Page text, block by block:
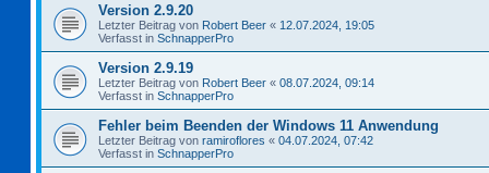
Version 2.9.20
Letzter Beitrag von Robert Beer « 12.07.2024, 19:05
Verfasst in SchnapperPro
Version 2.9.19
Letzter Beitrag von Robert Beer « 08.07.2024, 09:14
Verfasst in SchnapperPro
Fehler beim Beenden der Windows 11 Anwendung
Letzter Beitrag von ramiroflores « 04.07.2024, 07:42
Verfasst in SchnapperPro